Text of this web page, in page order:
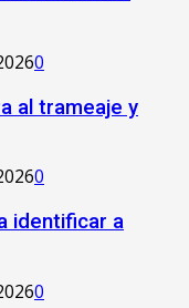
0
al trameaje y
0
identificar a
0